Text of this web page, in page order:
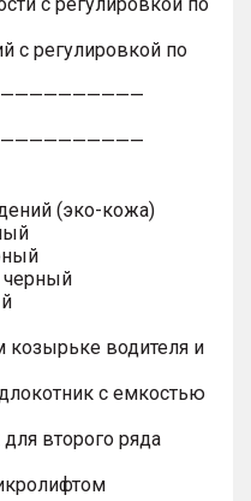
с регулировкой по
(эко-кожа)
черный
козырьке водителя и
с емкостью
второго ряда